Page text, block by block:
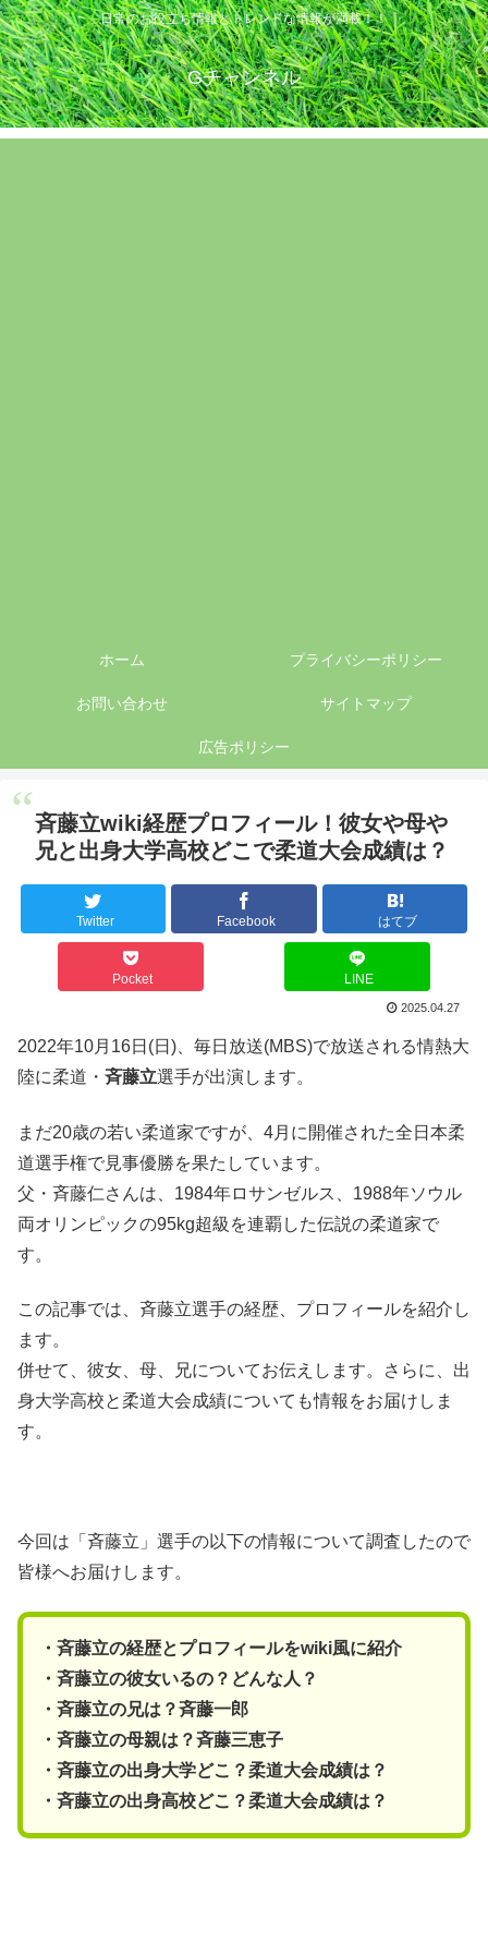
日常のお役立ち情報とトレンドな情報が満載！！
Gチャンネル
ホーム プライバシーポリシー
お問い合わせ サイトマップ
広告ポリシー
斉藤立wiki経歴プロフィール！彼女や母や
兄と出身大学高校どこで柔道大会成績は？
Twitter Facebook はてブ
Pocket LINE
2025.04.27
2022年10月16日(日)、毎日放送(MBS)で放送される情熱大
陸に柔道・斉藤立選手が出演します。
まだ20歳の若い柔道家ですが、4月に開催された全日本柔
道選手権で見事優勝を果たしています。
父・斉藤仁さんは、1984年ロサンゼルス、1988年ソウル
両オリンピックの95kg超級を連覇した伝説の柔道家で
す。
この記事では、斉藤立選手の経歴、プロフィールを紹介し
ます。
併せて、彼女、母、兄についてお伝えします。さらに、出
身大学高校と柔道大会成績についても情報をお届けしま
す。
今回は「斉藤立」選手の以下の情報について調査したので
皆様へお届けします。
・斉藤立の経歴とプロフィールをwiki風に紹介
・斉藤立の彼女いるの？どんな人？
・斉藤立の兄は？斉藤一郎
・斉藤立の母親は？斉藤三恵子
・斉藤立の出身大学どこ？柔道大会成績は？
・斉藤立の出身高校どこ？柔道大会成績は？